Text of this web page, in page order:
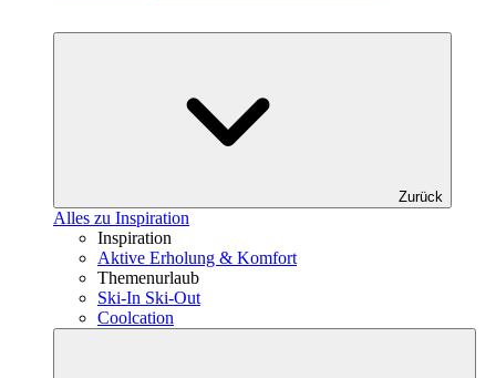
Zurück
Alles zu Inspiration
Inspiration
Aktive Erholung & Komfort
Themenurlaub
Ski-In Ski-Out
Coolcation